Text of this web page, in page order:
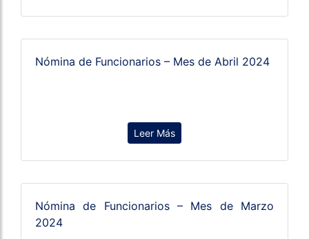
Nómina de Funcionarios – Mes de Abril 2024
Leer Más
Nómina de Funcionarios – Mes de Marzo
2024